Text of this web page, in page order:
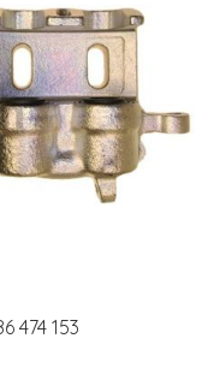
474 153